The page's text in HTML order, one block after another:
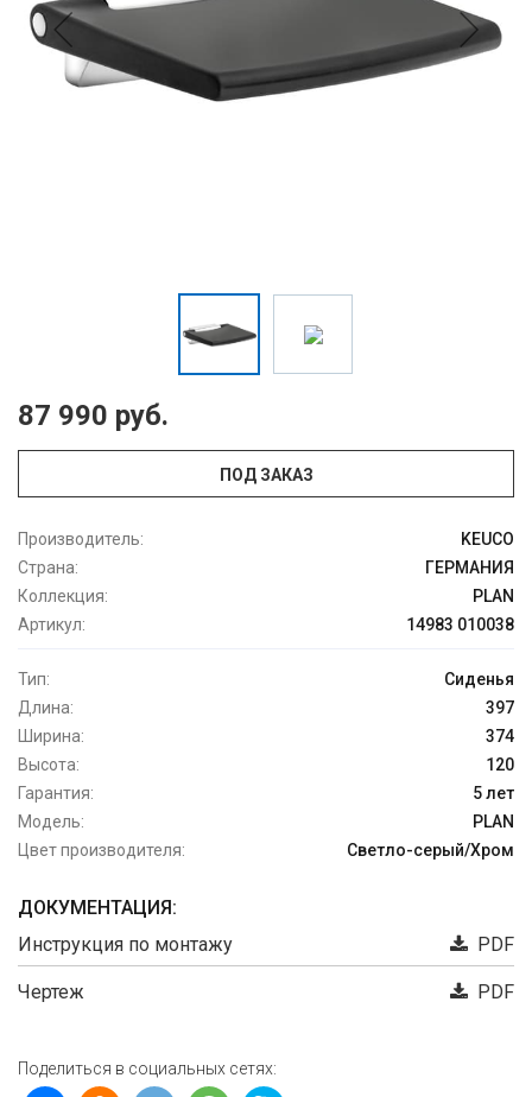
87 990 руб.
ПОД ЗАКАЗ
Производитель:
KEUCO
Страна:
ГЕРМАНИЯ
Коллекция:
PLAN
Артикул:
14983 010038
Тип:
Сиденья
Длина:
397
Ширина:
374
Высота:
120
Гарантия:
5 лет
Модель:
PLAN
Цвет производителя:
Светло-серый/Хром
ДОКУМЕНТАЦИЯ:
Инструкция по монтажу
PDF
Чертеж PDF
Поделиться в социальных сетях: